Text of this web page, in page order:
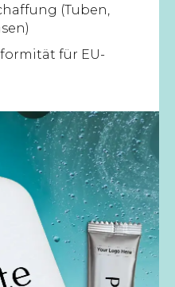
(Tuben,
für EU-